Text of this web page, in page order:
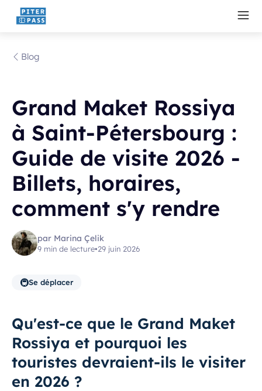
Blog
Grand Maket Rossiya
à Saint-Pétersbourg :
Guide de visite 2026 -
Billets, horaires,
comment s'y rendre
par Marina Çelik
9 min de lecture•29 juin 2026
🚇Se déplacer
Qu'est-ce que le Grand Maket
Rossiya et pourquoi les
touristes devraient-ils le visiter
en 2026 ?